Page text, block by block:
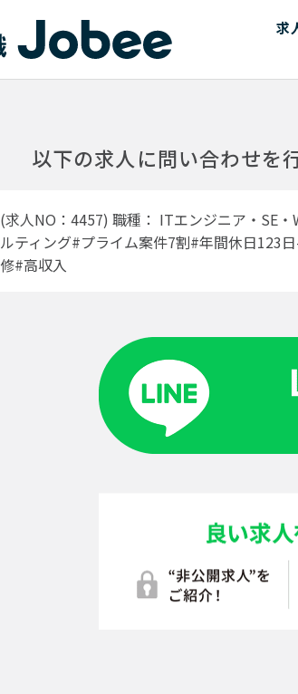
求
以下の求人に問い合わせを
(求人NO：4457) 職種： ITエンジニア・SE
ルティング#プライム案件7割#年間休日123
修#高収入